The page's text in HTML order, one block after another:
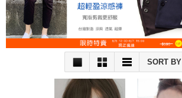
SORT BY